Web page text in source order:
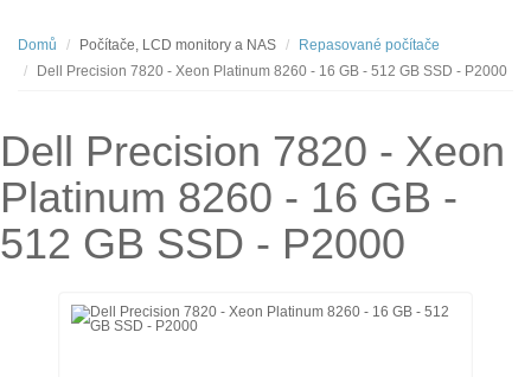
Domů Počítače, LCD monitory a NAS
Repasované počítače
Dell Precision 7820 - Xeon Platinum 8260 - 16 GB - 512 GB SSD - P2000
Dell Precision 7820 - Xeon
Platinum 8260 - 16 GB -
512 GB SSD - P2000